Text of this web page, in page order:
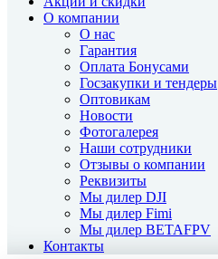
О компании
О нас
Гарантия
Оплата Бонусами
Госзакупки и тендеры
Оптовикам
Новости
Фотогалерея
Наши сотрудники
Отзывы о компании
Реквизиты
Мы дилер DJI
Мы дилер Fimi
Мы дилер BETAFPV
Контакты